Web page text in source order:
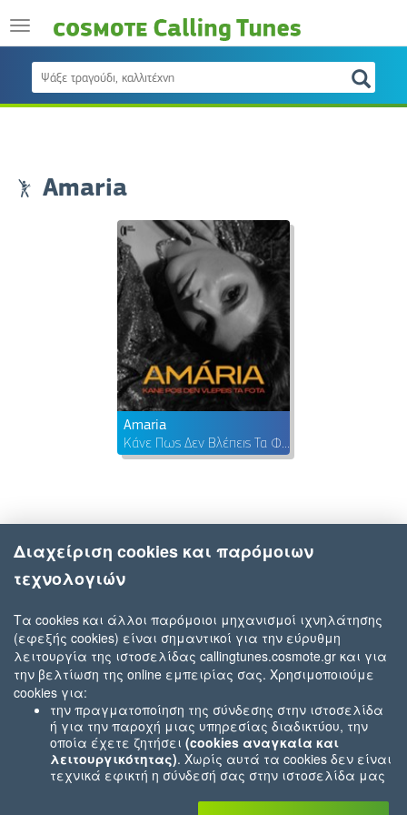
Amaria
Amaria
Διαχείριση cookies και παρόμοιων
τεχνολογιών
Τα cookies και άλλοι παρόμοιοι μηχανισμοί ιχνηλάτησης
(εφεξής cookies) είναι σημαντικοί για την εύρυθμη
λειτουργία της ιστοσελίδας callingtunes.cosmote.gr και για
την βελτίωση της online εμπειρίας σας. Χρησιμοποιούμε
cookies για:
την πραγματοποίηση της σύνδεσης στην ιστοσελίδα
ή για την παροχή μιας υπηρεσίας διαδικτύου, την
οποία έχετε ζητήσει (cookies αναγκαία και
λειτουργικότητας). Χωρίς αυτά τα cookies δεν είναι
τεχνικά εφικτή η σύνδεσή σας στην ιστοσελίδα μας
που εσείς μας ζητήσατε (π.χ.cookies που αφορούν